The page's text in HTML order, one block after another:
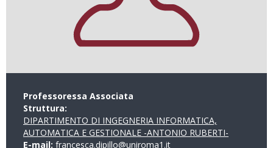
Professoressa Associata
Struttura:
DIPARTIMENTO DI INGEGNERIA INFORMATICA,
AUTOMATICA E GESTIONALE -ANTONIO RUBERTI-
E-mail: francesca.dipillo@uniroma1.it